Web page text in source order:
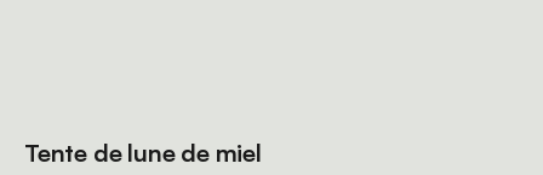
Tente de lune de miel